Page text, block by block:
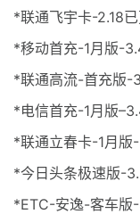
*联通飞宇卡-2.18
*移动首充-1月版-
*联通高流-首充版-
*电信首充-1月版
*联通立春卡-1月版
*今日头条极速版-
*ETC-安逸-客车版